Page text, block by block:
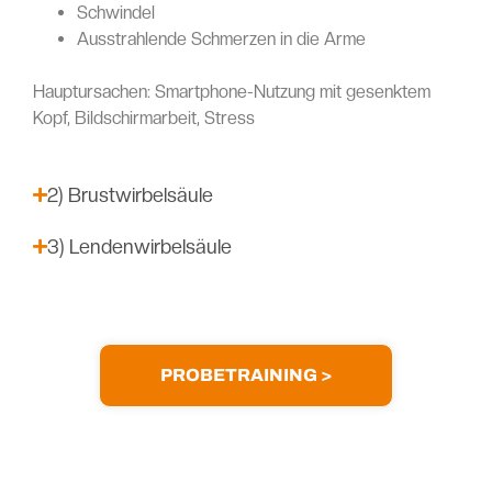
Schwindel
Ausstrahlende Schmerzen in die Arme
Hauptursachen: Smartphone-Nutzung mit gesenktem
Kopf, Bildschirmarbeit, Stress
2) Brustwirbelsäule
3) Lendenwirbelsäule
PROBETRAINING >